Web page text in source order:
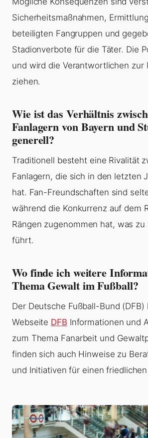
Sicherheitsmaßnahmen,
beteiligten Fangruppen und
Stadionverbote für die Täter. Die
und wird die Verantwortlichen zur
ziehen.
Wie ist das Verhältnis
Fanlagern von Bayern und
generell?
Traditionell besteht eine Rivalität
Fanlagern, die sich in den letzten
hat. Fan-Freundschaften sind
während die Konkurrenz auf dem
Rängen zugenommen hat, was zu
führt.
Wo finde ich weitere
Thema Gewalt im Fußball?
Der Deutsche Fußball-Bund
Webseite DFBInformationen und
zum Thema Fanarbeit und
finden sich auch Hinweise zu
und Initiativen für einen friedlichen